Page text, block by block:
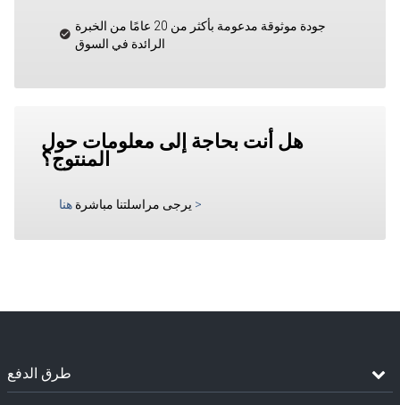
جودة موثوقة مدعومة بأكثر من 20 عامًا من الخبرة
الرائدة في السوق
هل أنت بحاجة إلى معلومات حول
المنتوج؟
يرجى مراسلتنا مباشرة هنا >
طرق الدفع